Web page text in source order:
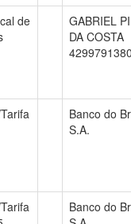
de
GABRIEL
DA COSTA
Banco do
S.A.
Banco do